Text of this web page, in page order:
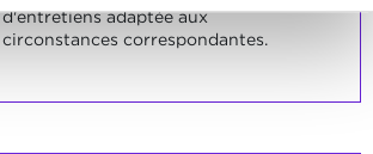
d'entretiens adaptée aux
circonstances correspondantes.